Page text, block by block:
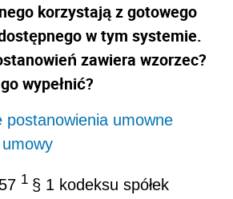
korzystają z gotowego
w tym systemie.
zawiera wzorzec?
wypełnić?
postanowienia umowne
1 § 1 kodeksu spółek